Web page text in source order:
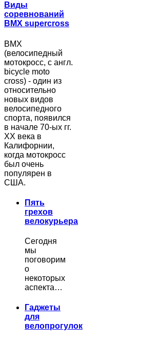
Виды
соревнований
BMX supercross
BMX
(велосипедный
мотокросс, с англ.
bicycle moto
cross) - один из
относительно
новых видов
велосипедного
спорта, появился
в начале 70-ых гг.
ХХ века в
Калифорнии,
когда мотокросс
был очень
популярен в
США.
Пять
грехов
велокурьера
Сегодня
мы
поговорим
о
некоторых
аспекта…
Гаджеты
для
велопрогулок